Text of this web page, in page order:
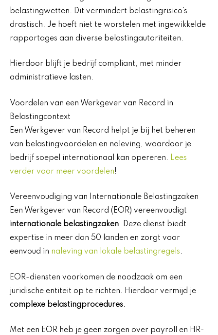
belastingwetten. Dit vermindert belastingrisico’s
drastisch. Je hoeft niet te worstelen met ingewikkelde
rapportages aan diverse belastingautoriteiten.
Hierdoor blijft je bedrijf compliant, met minder
administratieve lasten.
Voordelen van een Werkgever van Record in
Belastingcontext
Een Werkgever van Record helpt je bij het beheren
van belastingvoordelen en naleving, waardoor je
bedrijf soepel internationaal kan opereren. Lees
verder voor meer voordelen!
Vereenvoudiging van Internationale Belastingzaken
Een Werkgever van Record (EOR) vereenvoudigt
internationale belastingzaken. Deze dienst biedt
expertise in meer dan 50 landen en zorgt voor
eenvoud in naleving van lokale belastingregels.
EOR-diensten voorkomen de noodzaak om een
juridische entiteit op te richten. Hierdoor vermijd je
complexe belastingprocedures.
Met een EOR heb je geen zorgen over payroll en HR-